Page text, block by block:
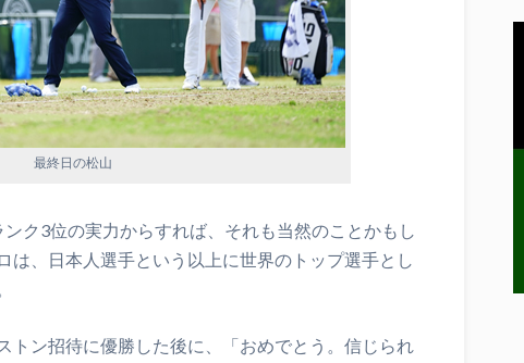
最終日の松山
ク3位の実力からすれば、それも当然のことかもし
、日本人選手という以上に世界のトップ選手とし
トン招待に優勝した後に、「おめでとう。信じられ